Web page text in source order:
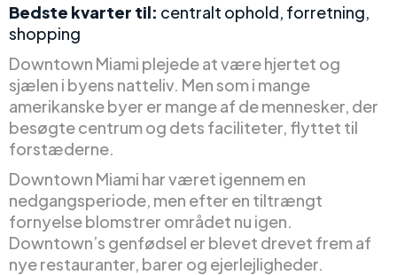
Bedste kvarter til: centralt ophold, forretning,
shopping
Downtown Miami plejede at være hjertet og
sjælen i byens natteliv. Men som i mange
amerikanske byer er mange af de mennesker, der
besøgte centrum og dets faciliteter, flyttet til
forstæderne.
Downtown Miami har været igennem en
nedgangsperiode, men efter en tiltrængt
fornyelse blomstrer området nu igen.
Downtown’s genfødsel er blevet drevet frem af
nye restauranter, barer og ejerlejligheder.